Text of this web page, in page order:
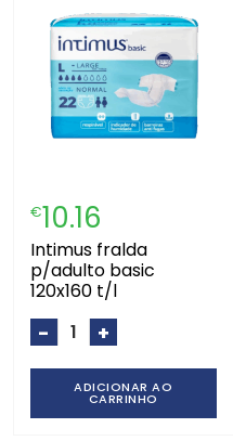
€10.16
intimus fralda
p/adulto basic
120x160 t/l
- +
ADICIONAR AO
CARRINHO